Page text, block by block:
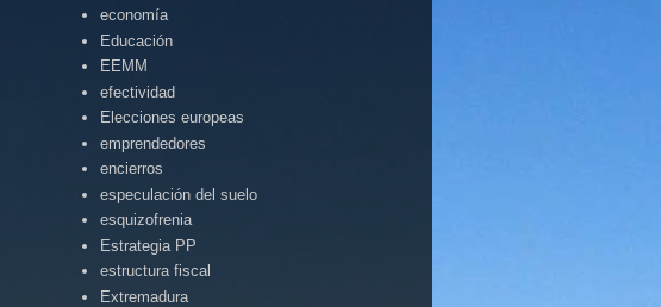
economía
Educación
EEMM
efectividad
Elecciones europeas
emprendedores
encierros
especulación del suelo
esquizofrenia
Estrategia PP
estructura fiscal
Extremadura